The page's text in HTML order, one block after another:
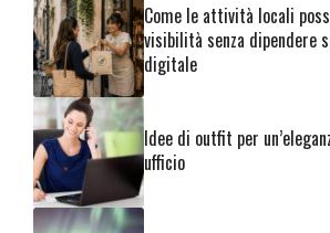
Come le attività locali
visibilità senza dipendere
digitale
Idee di outfit per
ufficio